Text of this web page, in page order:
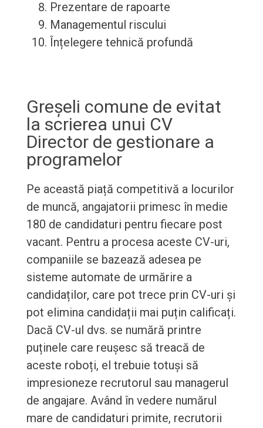
Prezentare de rapoarte
Managementul riscului
Înțelegere tehnică profundă
Greșeli comune de evitat
la scrierea unui CV
Director de gestionare a
programelor
Pe această piață competitivă a locurilor
de muncă, angajatorii primesc în medie
180 de candidaturi pentru fiecare post
vacant. Pentru a procesa aceste CV-uri,
companiile se bazează adesea pe
sisteme automate de urmărire a
candidaților, care pot trece prin CV-uri și
pot elimina candidații mai puțin calificați.
Dacă CV-ul dvs. se numără printre
puținele care reușesc să treacă de
aceste roboți, el trebuie totuși să
impresioneze recrutorul sau managerul
de angajare. Având în vedere numărul
mare de candidaturi primite, recrutorii